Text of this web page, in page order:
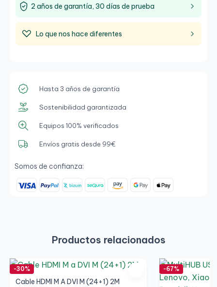
2 años de garantía, 30 días de prueba
Lo que nos hace diferentes
Hasta 3 años de garantía
Sostenibilidad garantizada
Equipos 100% verificados
Envíos gratis desde 99€
Somos de confianza:
Productos relacionados
-30%
Cable HDMI M A DVI M (24+1) 2M
-67%